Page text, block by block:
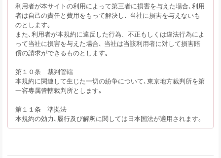
利用者が本サイトの利用によって第三者に損害を与えた場合､利用
者は自己の責任と費用をもって解決し､ 当社に損害を与えないも
のとします｡
また､利用者が本規約に違反した行為、不正もしくは違法行為によ
って当社に損害を与えた場合､ 当社は当該利用者に対して損害賠
償の請求ができるものとします｡
第１０条 裁判管轄
本規約に関連して生じた一切の紛争について､東京地方裁判所を第
一審専属管轄裁判所とします｡
第１１条 準拠法
本規約の効力､履行及び解釈に関しては日本国法が適用されます｡